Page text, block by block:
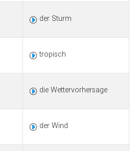
der Sturm
tropisch
die Wettervorhersage
der Wind